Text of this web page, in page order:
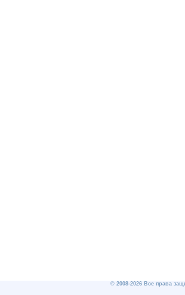
© 2008-2026 Все права